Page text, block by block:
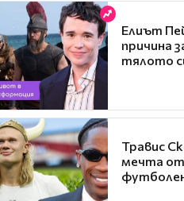
Елиът
причина
тялото
Травис
мечта от